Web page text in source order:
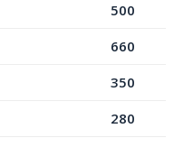
500
660
350
280